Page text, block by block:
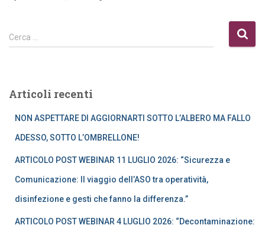
R
i
c
Cerca …
Articoli recenti
NON ASPETTARE DI AGGIORNARTI SOTTO L’ALBERO MA FALLO
ADESSO, SOTTO L’OMBRELLONE!
ARTICOLO POST WEBINAR 11 LUGLIO 2026: “Sicurezza e
Comunicazione: Il viaggio dell’ASO tra operatività,
disinfezione e gesti che fanno la differenza.”
ARTICOLO POST WEBINAR 4 LUGLIO 2026: “Decontaminazione: